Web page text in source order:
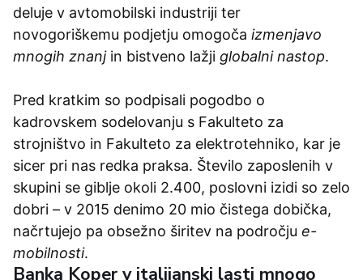
deluje v avtomobilski industriji ter
novogoriškemu podjetju omogoča izmenjavo
mnogih znanjin bistveno lažji globalni nastop.
Pred kratkim so podpisali pogodbo o
kadrovskem sodelovanju s Fakulteto za
strojništvo in Fakulteto za elektrotehniko, kar je
sicer pri nas redka praksa. Število zaposlenih v
skupini se giblje okoli 2.400, poslovni izidi so zelo
dobri – v 2015 denimo 20 mio čistega dobička,
načrtujejo pa obsežno širitev na področju e-
mobilnosti.
Banka Koper v italijanski lasti mnogo